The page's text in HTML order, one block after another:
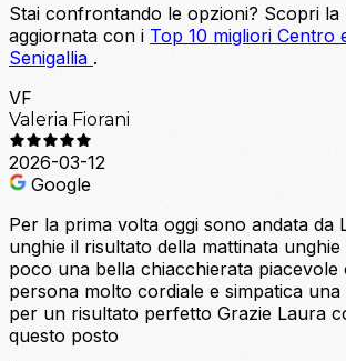
Stai confrontando le opzioni? Scopri la
aggiornata con i Top 10 migliori Centro
Senigallia .
VF
Valeria Fiorani
2026-03-12
Google
Per la prima volta oggi sono andata da
unghie il risultato della mattinata
poco una bella chiacchierata piacevole
persona molto cordiale e simpatica una
per un risultato perfetto Grazie Laura
questo posto